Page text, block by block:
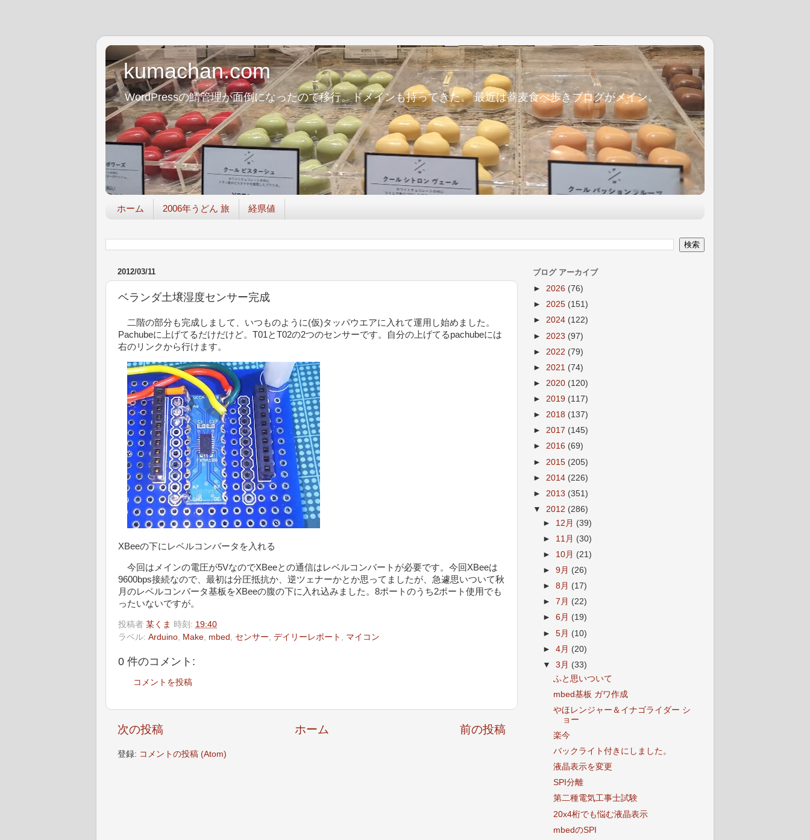
kumachan.com
WordPressの鯖管理が面倒になったので移行。ドメインも持ってきた。 最近は蕎麦食べ歩きブログがメイン。
ホーム 2006年うどん 旅 経県値
2012/03/11
ベランダ土壌湿度センサー完成
二階の部分も完成しまして、いつものように(仮)タッパウエアに入れて運用し始めました。
Pachubeに上げてるだけだけど。T01とT02の2つのセンサーです。自分の上げてるpachubeには
右のリンクから行けます。
XBeeの下にレベルコンバータを入れる
今回はメインの電圧が5VなのでXBeeとの通信はレベルコンバートが必要です。今回XBeeは
9600bps接続なので、最初は分圧抵抗か、逆ツェナーかとか思ってましたが、急遽思いついて秋
月のレベルコンバータ基板をXBeeの腹の下に入れ込みました。8ポートのうち2ポート使用でも
ったいないですが。
投稿者 某くま 時刻: 19:40
ラベル: Arduino, Make, mbed , センサー, デイリーレポート , マイコン
0 件のコメント:
コメントを投稿
次の投稿 前の投稿
ホーム
登録: コメントの投稿 (Atom)
ブログ アーカイブ
► 2026 (76)
► 2025 (151)
► 2024 (122)
► 2023 (97)
► 2022 (79)
► 2021 (74)
► 2020 (120)
► 2019 (117)
► 2018 (137)
► 2017 (145)
► 2016 (69)
► 2015 (205)
► 2014 (226)
► 2013 (351)
▼ 2012 (286)
► 12月 (39)
► 11月 (30)
► 10月 (21)
►9月 (26)
►8月 (17)
►7月 (22)
►6月 (19)
►5月 (10)
►4月 (20)
▼3月 (33)
ふと思いついて
mbed基板 ガワ作成
やほレンジャー＆イナゴライダー シ
ョー
楽今
バックライト付きにしました。
液晶表示を変更
SPI分離
第二種電気工事士試験
20x4桁でも悩む液晶表示
mbedのSPI